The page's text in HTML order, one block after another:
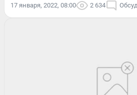
17 января, 2022, 08:00 2 634